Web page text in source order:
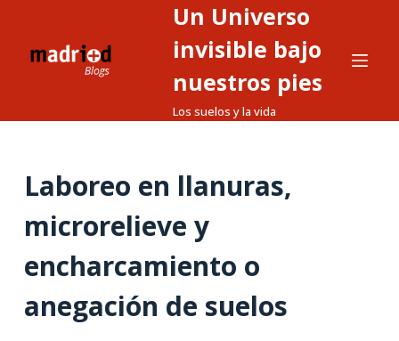
n
Un Universo
invisible bajo
nuestros pies
Los suelos y la vida
Laboreo en llanuras,
microrelieve y
encharcamiento o
anegación de suelos